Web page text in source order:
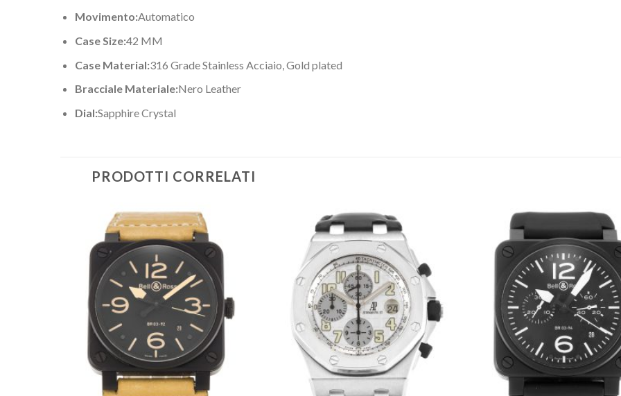
Movimento:Automatico
Case Size:42 MM
Case Material:316 Grade Stainless Acciaio, Gold plated
Bracciale Materiale:Nero Leather
Dial:Sapphire Crystal
PRODOTTI CORRELATI